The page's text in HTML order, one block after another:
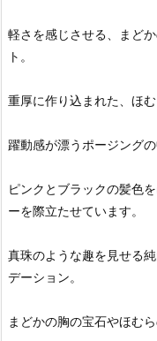
軽さを感じさせる、まど
ト。
重厚に作り込まれた、ほ
躍動感が漂うポージング
ピンクとブラックの髪色
ーを際立たせています。
真珠のような趣を見せる
デーション。
まどかの胸の宝石やほむ